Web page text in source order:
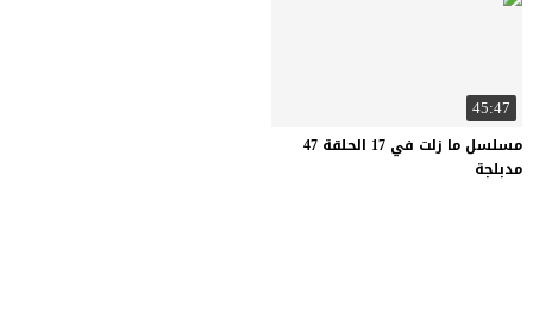
45:47
مسلسل ما زلت في 17 الحلقة 47
مدبلجة